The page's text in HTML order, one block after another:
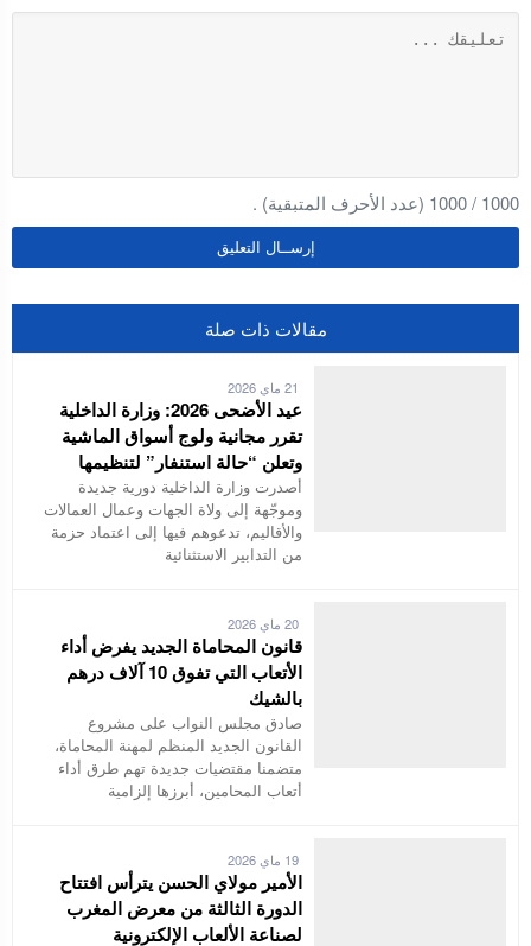
1000
/
1000 (عدد الأحرف المتبقية) .
مقالات ذات صلة
عيد الأضحى 2026: وزارة الداخلية
تقرر مجانية ولوج أسواق الماشية
وتعلن “حالة استنفار” لتنظيمها
أصدرت وزارة الداخلية دورية جديدة
وموجّهة إلى ولاة الجهات وعمال العمالات
والأقاليم، تدعوهم فيها إلى اعتماد حزمة
من التدابير الاستثنائية
20 ماي 2026
قانون المحاماة الجديد يفرض أداء
الأتعاب التي تفوق 10 آلاف درهم
بالشيك
صادق مجلس النواب على مشروع
القانون الجديد المنظم لمهنة المحاماة،
متضمنا مقتضيات جديدة تهم طرق أداء
أتعاب المحامين، أبرزها إلزامية
19 ماي 2026
الأمير مولاي الحسن يترأس افتتاح
الدورة الثالثة من معرض المغرب
لصناعة الألعاب الإلكترونية